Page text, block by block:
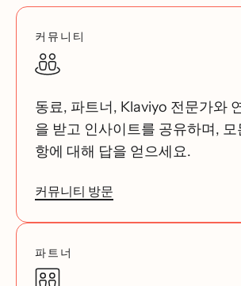
커뮤니티
동료, 파트너, Klaviyo 전문가와
을 받고 인사이트를 공유하며,
항에 대해 답을 얻으세요.
커뮤니티 방문
파트너